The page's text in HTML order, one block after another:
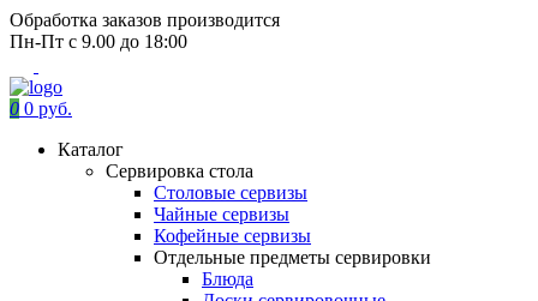
Обработка заказов производится
Пн-Пт с 9.00 до 18:00
0 0 руб.
Каталог
Сервировка стола
Столовые сервизы
Чайные сервизы
Кофейные сервизы
Отдельные предметы сервировки
Блюда